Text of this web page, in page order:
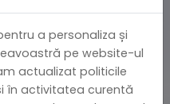
10-02
a personaliza și
pe website-ul
actualizat politicile
în activitatea curentă